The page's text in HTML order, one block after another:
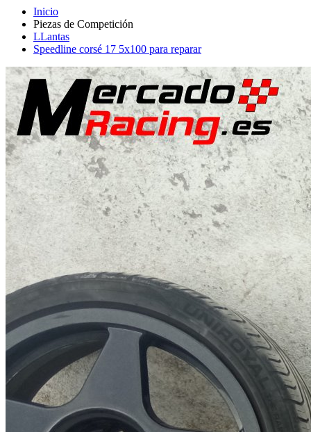
Piezas de Competición
LLantas
Speedline corsé 17 5x100 para reparar